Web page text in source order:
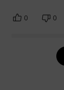
0 0